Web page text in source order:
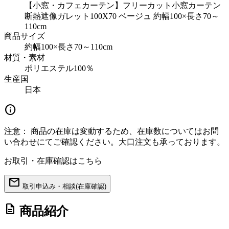
【小窓・カフェカーテン】フリーカット小窓カーテン
断熱遮像ガレット100X70 ベージュ 約幅100×長さ70～
110cm
商品サイズ
約幅100×長さ70～110cm
材質・素材
ポリエステル100％
生産国
日本
info
注意：
商品の在庫は変動するため、在庫数についてはお問
い合わせにてご確認ください。大口注文も承っております。
お取引・在庫確認はこちら
mail 取引申込み・相談(在庫確認)
description 商品紹介